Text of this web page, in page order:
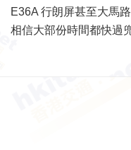
E36A 行朗屏甚至大馬
相信大部份時間都快過